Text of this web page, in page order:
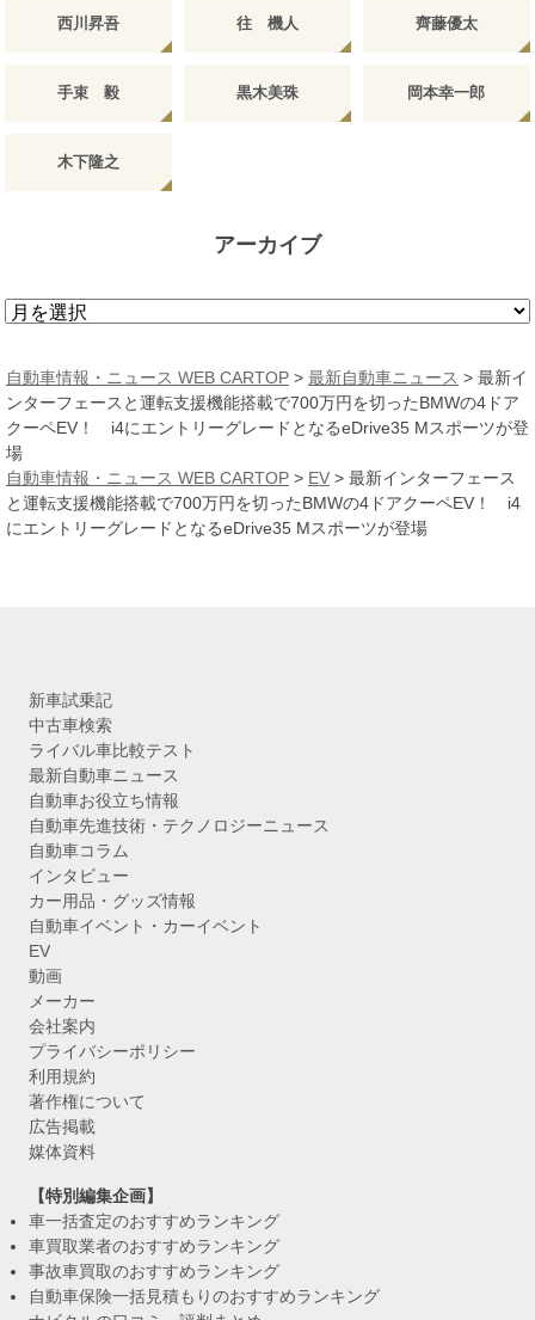
西川昇吾 往 機人 齊藤優太
手束 毅 黒木美珠 岡本幸一郎
木下隆之
アーカイブ
ア
カ
イ
ブ
自動車情報・ニュース WEB CARTOP > 最新自動車ニュース > 最新イ
ンターフェースと運転支援機能搭載で700万円を切ったBMWの4ドア
クーペEV！ i4にエントリーグレードとなるeDrive35 Mスポーツが登
場
自動車情報・ニュース WEB CARTOP > EV > 最新インターフェース
と運転支援機能搭載で700万円を切ったBMWの4ドアクーペEV！ i4
にエントリーグレードとなるeDrive35 Mスポーツが登場
新車試乗記
中古車検索
ライバル車比較テスト
最新自動車ニュース
自動車お役立ち情報
自動車先進技術・テクノロジーニュース
自動車コラム
インタビュー
カー用品・グッズ情報
自動車イベント・カーイベント
EV
動画
メーカー
会社案内
プライバシーポリシー
利用規約
著作権について
広告掲載
媒体資料
【特別編集企画】
車一括査定のおすすめランキング
車買取業者のおすすめランキング
事故車買取のおすすめランキング
自動車保険一括見積もりのおすすめランキング